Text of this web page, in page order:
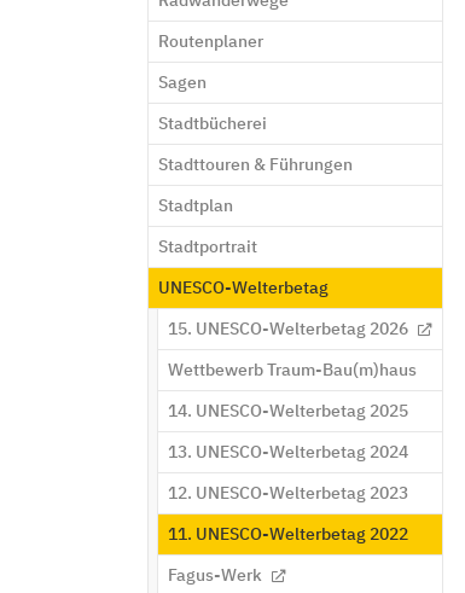
Routenplaner
Sagen
Stadtbücherei
Stadttouren & Führungen
Stadtplan
Stadtportrait
UNESCO-Welterbetag
15. UNESCO-Welterbetag 2026
Wettbewerb Traum-Bau(m)haus
14. UNESCO-Welterbetag 2025
13. UNESCO-Welterbetag 2024
12. UNESCO-Welterbetag 2023
11. UNESCO-Welterbetag 2022(current)
Fagus-Werk